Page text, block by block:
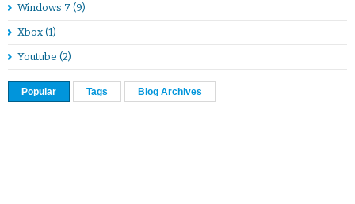
Windows 7 (9)
Xbox (1)
Youtube (2)
Popular Tags Blog Archives